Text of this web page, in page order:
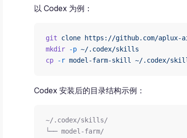
以 Codex 为例：
git clone https://github.com/
mkdir -p ~/.codex/skills
cp -r model-farm-skill ~/.codex/
Codex 安装后的目录结构示例：
~/.codex/skills/
└── model-farm/